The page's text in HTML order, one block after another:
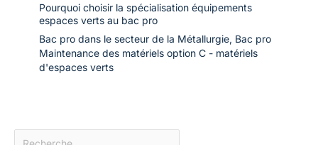
Pourquoi choisir la spécialisation équipements
espaces verts au bac pro
Bac pro dans le secteur de la Métallurgie, Bac pro
Maintenance des matériels option C - matériels
d'espaces verts